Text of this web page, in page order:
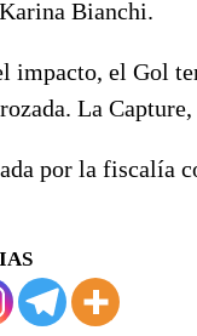
Bianchi.
impacto, el Gol
La
por la fiscalía